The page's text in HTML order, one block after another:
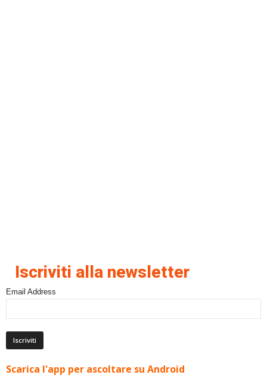
Iscriviti alla newsletter
Email Address
Scarica l'app per ascoltare su Android